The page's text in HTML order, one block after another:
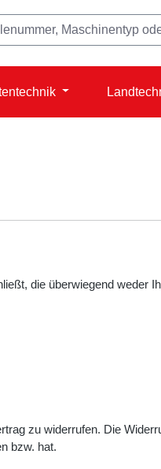
die überwiegend weder
zu widerrufen. Die
bzw. hat.